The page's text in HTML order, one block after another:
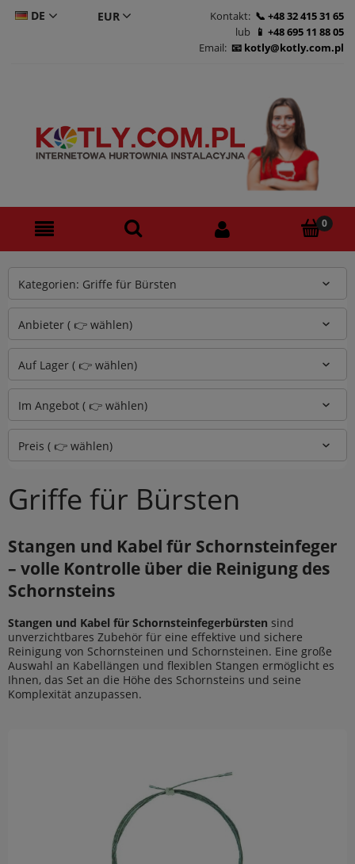
DE Kontakt:
+48 32 415 31 65
lub
+48 695 11 88 05
Email:
kotly@kotly.com.pl
Kategorien: Griffe für Bürsten
Anbieter ( 👉 wählen)
Auf Lager ( 👉 wählen)
Preis ( 👉 wählen)
Im Angebot ( 👉 wählen)
Griffe für Bürsten
Stangen und Kabel für Schornsteinfeger
– volle Kontrolle über die Reinigung des
Schornsteins
Stangen und Kabel für Schornsteinfegerbürsten sind
unverzichtbares Zubehör für eine effektive und sichere
Reinigung von Schornsteinen und Schornsteinen. Eine große
Auswahl an Kabellängen und flexiblen Stangen ermöglicht es
Ihnen, das Set an die Höhe des Schornsteins und seine
Komplexität anzupassen.